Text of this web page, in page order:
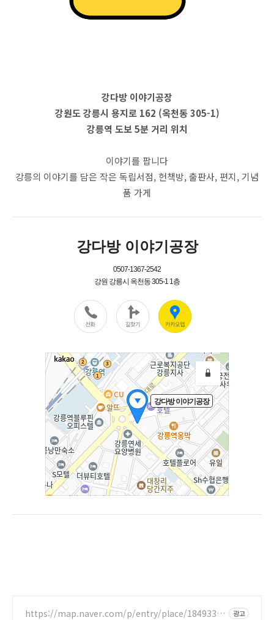
강다방 이야기공장
강원도 강릉시 용지로 162 (옥천동 305-1)
강릉역 도보 5분 거리 위치
이야기를 팝니다
강릉의 이야기를 담은 작은 독립서점, 헌책방, 출판사, 편지, 기념
품 가게
https://map.naver.com/p/entry/place/18493364
광고